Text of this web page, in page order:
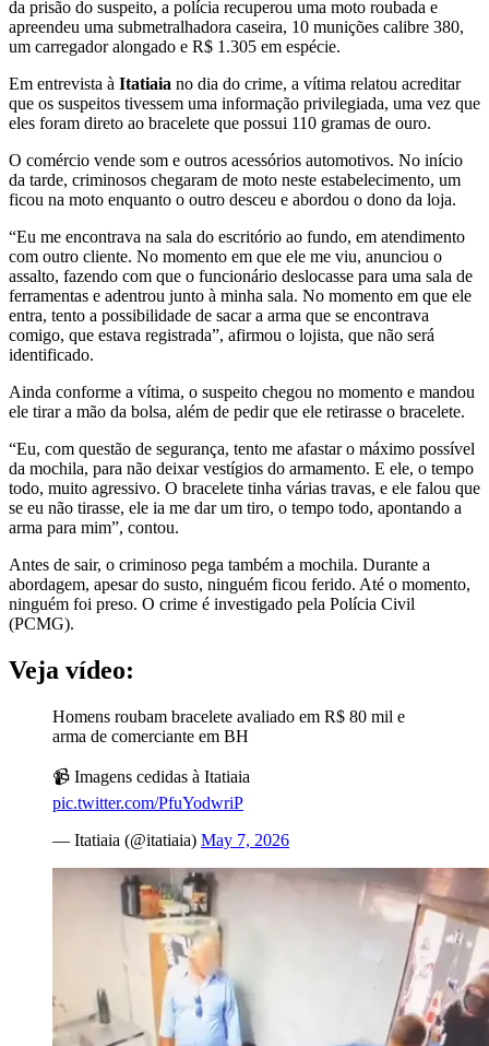
da prisão do suspeito, a polícia recuperou uma moto roubada e
apreendeu uma submetralhadora caseira, 10 munições calibre 380,
um carregador alongado e R$ 1.305 em espécie.
Em entrevista à Itatiaia no dia do crime, a vítima relatou acreditar
que os suspeitos tivessem uma informação privilegiada, uma vez que
eles foram direto ao bracelete que possui 110 gramas de ouro.
O comércio vende som e outros acessórios automotivos. No início
da tarde, criminosos chegaram de moto neste estabelecimento, um
ficou na moto enquanto o outro desceu e abordou o dono da loja.
“Eu me encontrava na sala do escritório ao fundo, em atendimento
com outro cliente. No momento em que ele me viu, anunciou o
assalto, fazendo com que o funcionário deslocasse para uma sala de
ferramentas e adentrou junto à minha sala. No momento em que ele
entra, tento a possibilidade de sacar a arma que se encontrava
comigo, que estava registrada”, afirmou o lojista, que não será
identificado.
Ainda conforme a vítima, o suspeito chegou no momento e mandou
ele tirar a mão da bolsa, além de pedir que ele retirasse o bracelete.
“Eu, com questão de segurança, tento me afastar o máximo possível
da mochila, para não deixar vestígios do armamento. E ele, o tempo
todo, muito agressivo. O bracelete tinha várias travas, e ele falou que
se eu não tirasse, ele ia me dar um tiro, o tempo todo, apontando a
arma para mim”, contou.
Antes de sair, o criminoso pega também a mochila. Durante a
abordagem, apesar do susto, ninguém ficou ferido. Até o momento,
ninguém foi preso. O crime é investigado pela Polícia Civil
(PCMG).
Veja vídeo:
Homens roubam bracelete avaliado em R$ 80 mil e
arma de comerciante em BH
📹 Imagens cedidas à Itatiaia
pic.twitter.com/PfuYodwriP
— Itatiaia (@itatiaia) May 7, 2026